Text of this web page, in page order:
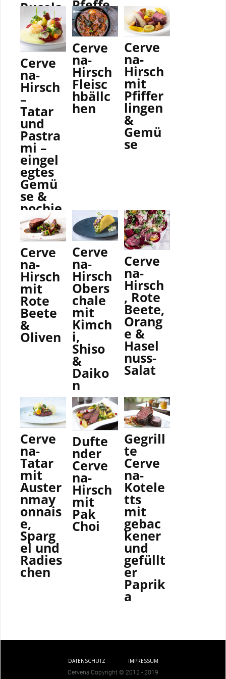
Rucola
-Salat
Pfeffe
rsoße
Cerve
na-
Hirsch
–
Tatar
und
Pastra
mi –
eingel
egtes
Gemü
se &
pochie
rtes Ei
Cerve
na-
Hirsch
Fleisc
hbällc
hen
Cerve
na-
Hirsch
mit
Pfiffer
lingen
&
Gemü
se
Cerve
na-
Hirsch
mit
Rote
Beete
&
Oliven
Cerve
na-
Hirsch
Obers
chale
mit
Kimch
i,
Shiso
&
Daiko
n
Cerve
na-
Hirsch
, Rote
Beete,
Orang
e &
Hasel
nuss-
Salat
Cerve
na-
Tatar
mit
Auster
nmay
onnais
e,
Sparg
el und
Radies
chen
Dufte
nder
Cerve
na-
Hirsch
mit
Pak
Choi
Gegrill
te
Cerve
na-
Kotele
tts
mit
gebac
kener
und
gefüllt
er
Paprik
a
DATENSCHUTZ
IMPRESSUM
Cervena Copyright © 2012 - 2019